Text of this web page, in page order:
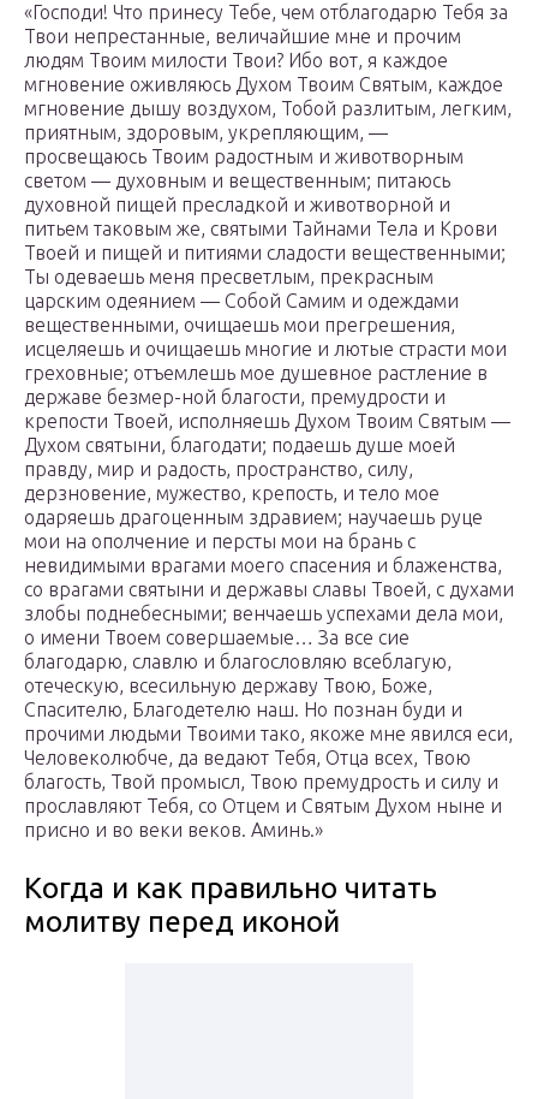
«Господи! Что принесу Тебе, чем отблагодарю Тебя за
Твои непрестанные, величайшие мне и прочим
людям Твоим милости Твои? Ибо вот, я каждое
мгновение оживляюсь Духом Твоим Святым, каждое
мгновение дышу воздухом, Тобой разлитым, легким,
приятным, здоровым, укрепляющим, —
просвещаюсь Твоим радостным и животворным
светом — духовным и вещественным; питаюсь
духовной пищей пресладкой и животворной и
питьем таковым же, святыми Тайнами Тела и Крови
Твоей и пищей и питиями сладости вещественными;
Ты одеваешь меня пресветлым, прекрасным
царским одеянием — Собой Самим и одеждами
вещественными, очищаешь мои прегрешения,
исцеляешь и очищаешь многие и лютые страсти мои
греховные; отъемлешь мое душевное растление в
державе безмер-ной благости, премудрости и
крепости Твоей, исполняешь Духом Твоим Святым —
Духом святыни, благодати; подаешь душе моей
правду, мир и радость, пространство, силу,
дерзновение, мужество, крепость, и тело мое
одаряешь драгоценным здравием; научаешь руце
мои на ополчение и персты мои на брань с
невидимыми врагами моего спасения и блаженства,
со врагами святыни и державы славы Твоей, с духами
злобы поднебесными; венчаешь успехами дела мои,
о имени Твоем совершаемые… За все сие
благодарю, славлю и благословляю всеблагую,
отеческую, всесильную державу Твою, Боже,
Спасителю, Благодетелю наш. Но познан буди и
прочими людьми Твоими тако, якоже мне явился еси,
Человеколюбче, да ведают Тебя, Отца всех, Твою
благость, Твой промысл, Твою премудрость и силу и
прославляют Тебя, со Отцем и Святым Духом ныне и
присно и во веки веков. Аминь.»
Когда и как правильно читать
молитву перед иконой